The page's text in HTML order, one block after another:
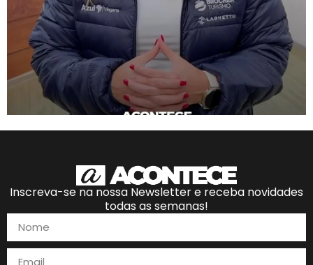
Inscreva-se na nossa Newsletter e receba novidades
todas as semanas!